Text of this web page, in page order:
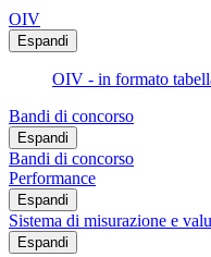
OIV
Espandi
OIV - in formato
Bandi di concorso
Espandi
Bandi di concorso
Performance
Espandi
Sistema di misurazione e
Espandi